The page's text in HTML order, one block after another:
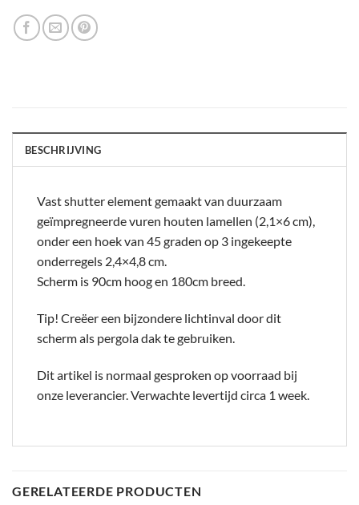
BESCHRIJVING
Vast shutter element gemaakt van duurzaam
geïmpregneerde vuren houten lamellen (2,1×6 cm),
onder een hoek van 45 graden op 3 ingekeepte
onderregels 2,4×4,8 cm.
Scherm is 90cm hoog en 180cm breed.
Tip! Creëer een bijzondere lichtinval door dit
scherm als pergola dak te gebruiken.
Dit artikel is normaal gesproken op voorraad bij
onze leverancier. Verwachte levertijd circa 1 week.
GERELATEERDE PRODUCTEN